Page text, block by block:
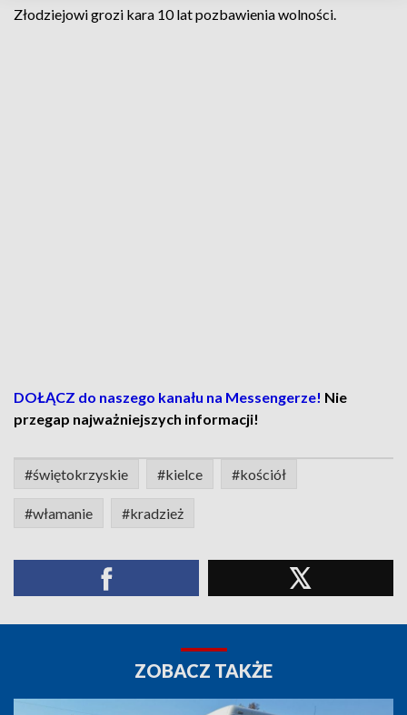
Złodziejowi grozi kara 10 lat pozbawienia wolności.
DOŁĄCZ do naszego kanału na Messengerze! Nie
przegap najważniejszych informacji!
#świętokrzyskie #kielce #kościół
#włamanie #kradzież
ZOBACZ TAKŻE